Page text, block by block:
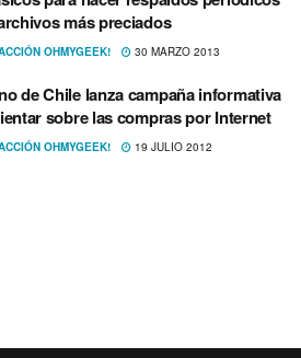
más preciados
OHMYGEEK! 30 MARZO 2013
de Chile lanza campaña informativa
sobre las compras por Internet
OHMYGEEK! 19 JULIO 2012